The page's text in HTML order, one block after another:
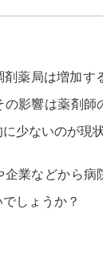
剤薬局は増加す
の影響は薬剤
少ないのが現状
企業などから
しょうか？